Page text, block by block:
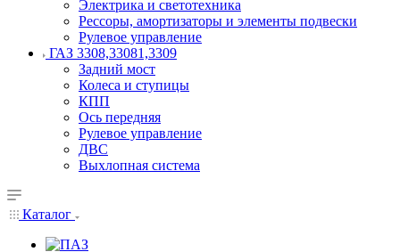
Электрика и светотехника
Рессоры, амортизаторы и элементы подвески
Рулевое управление
ГАЗ 3308,33081,3309
Задний мост
Колеса и ступицы
КПП
Ось передняя
Рулевое управление
ДВС
Выхлопная система
Каталог